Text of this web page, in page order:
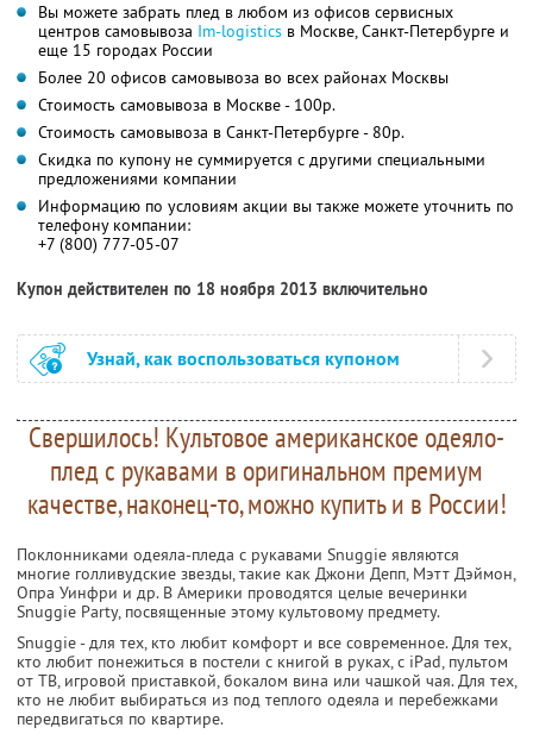
Вы можете забрать плед в любом из офисов сервисных
центров самовывоза Im-logistics в Москве, Санкт-Петербурге и
еще 15 городах России
Более 20 офисов самовывоза во всех районах Москвы
Стоимость самовывоза в Москве - 100р.
Стоимость самовывоза в Санкт-Петербурге - 80р.
Скидка по купону не суммируется с другими специальными
предложениями компании
Информацию по условиям акции вы также можете уточнить по
телефону компании:
+7 (800) 777-05-07
Купон действителен по 18 ноября 2013 включительно
Узнай, как воспользоваться купоном
Свершилось! Культовое американское одеяло-
плед с рукавами в оригинальном премиум
качестве, наконец-то, можно купить и в России!
Поклонниками одеяла-пледа с рукавами Snuggie являются
многие голливудские звезды, такие как Джони Депп, Мэтт Дэймон,
Опра Уинфри и др. В Америки проводятся целые вечеринки
Snuggie Party, посвященные этому культовому предмету.
Snuggie - для тех, кто любит комфорт и все современное. Для тех,
кто любит понежиться в постели с книгой в руках, с iPad, пультом
от ТВ, игровой приставкой, бокалом вина или чашкой чая. Для тех,
кто не любит выбираться из под теплого одеяла и перебежками
передвигаться по квартире.